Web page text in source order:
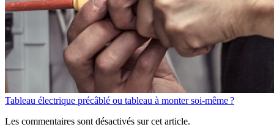
Tableau électrique précâblé ou tableau à monter soi-même ?
Les commentaires sont désactivés sur cet article.